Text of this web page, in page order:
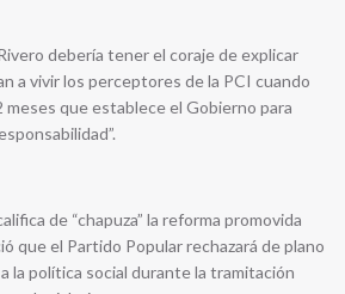
debería tener el coraje de explicar
a vivir los perceptores de la PCI cuando
que establece el Gobierno para
de “chapuza” la reforma promovida
que el Partido Popular rechazará de plano
la política social durante la tramitación